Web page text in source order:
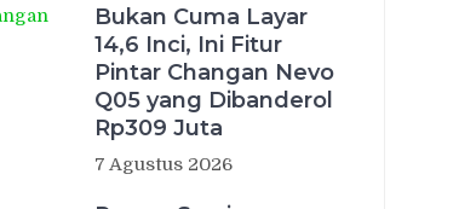
Bukan Cuma Layar
14,6 Inci, Ini Fitur
Pintar Changan Nevo
Q05 yang Dibanderol
Rp309 Juta
7 Agustus 2026